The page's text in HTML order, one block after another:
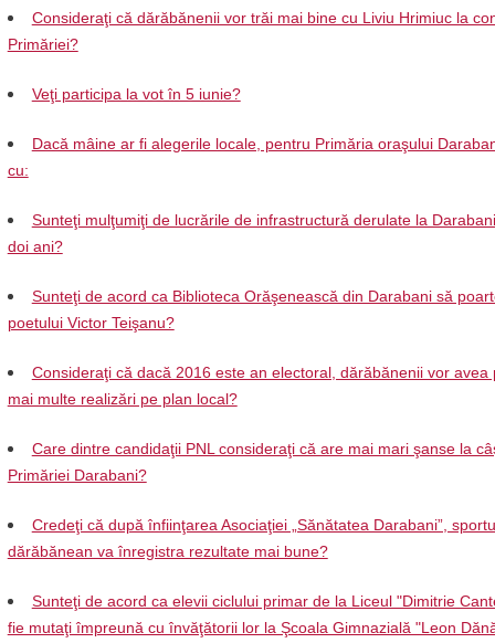
Consideraţi că dărăbănenii vor trăi mai bine cu Liviu Hrimiuc la
Primăriei?
Veţi participa la vot în 5 iunie?
Dacă mâine ar fi alegerile locale, pentru Primăria oraşului
cu:
Sunteţi mulţumiţi de lucrările de infrastructură derulate la
doi ani?
Sunteţi de acord ca Biblioteca Orăşenească din Darabani să
poetului Victor Teişanu?
Consideraţi că dacă 2016 este an electoral, dărăbănenii vor avea
mai multe realizări pe plan local?
Care dintre candidaţii PNL consideraţi că are mai mari şanse la
Primăriei Darabani?
Credeţi că după înfiinţarea Asociaţiei „Sănătatea Darabani”,
dărăbănean va înregistra rezultate mai bune?
Sunteţi de acord ca elevii ciclului primar de la Liceul "Dimitrie
fie mutaţi împreună cu învăţătorii lor la Şcoala Gimnazială "Leon